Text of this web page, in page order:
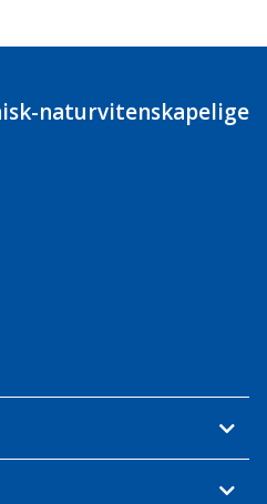
naturvitenskapelige